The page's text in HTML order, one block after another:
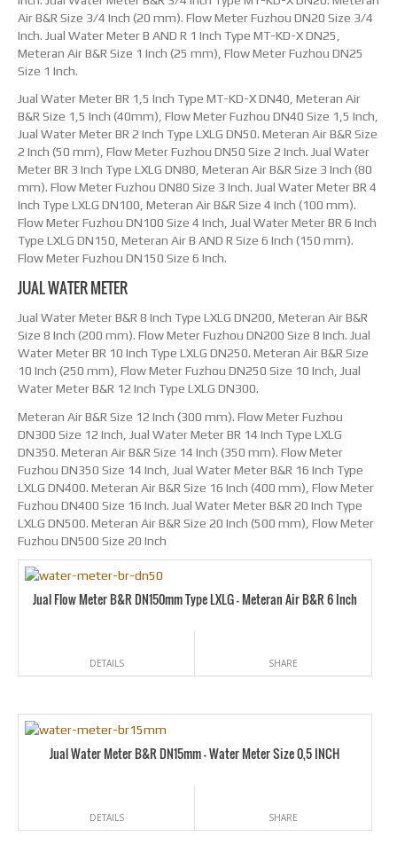
Air B&R Size 3/4 Inch (20 mm). Flow Meter Fuzhou DN20 Size 3/4
Inch. Jual Water Meter B AND R 1 Inch Type MT-KD-X DN25,
Meteran Air B&R Size 1 Inch (25 mm), Flow Meter Fuzhou DN25
Size 1 Inch.
Jual Water Meter BR 1,5 Inch Type MT-KD-X DN40, Meteran Air
B&R Size 1,5 Inch (40mm), Flow Meter Fuzhou DN40 Size 1,5 Inch,
Jual Water Meter BR 2 Inch Type LXLG DN50. Meteran Air B&R Size
2 Inch (50 mm), Flow Meter Fuzhou DN50 Size 2 Inch. Jual Water
Meter BR 3 Inch Type LXLG DN80, Meteran Air B&R Size 3 Inch (80
mm). Flow Meter Fuzhou DN80 Size 3 Inch. Jual Water Meter BR 4
Inch Type LXLG DN100, Meteran Air B&R Size 4 Inch (100 mm).
Flow Meter Fuzhou DN100 Size 4 Inch, Jual Water Meter BR 6 Inch
Type LXLG DN150, Meteran Air B AND R Size 6 Inch (150 mm).
Flow Meter Fuzhou DN150 Size 6 Inch.
JUAL WATER METER
Jual Water Meter B&R 8 Inch Type LXLG DN200, Meteran Air B&R
Size 8 Inch (200 mm). Flow Meter Fuzhou DN200 Size 8 Inch. Jual
Water Meter BR 10 Inch Type LXLG DN250. Meteran Air B&R Size
10 Inch (250 mm), Flow Meter Fuzhou DN250 Size 10 Inch, Jual
Water Meter B&R 12 Inch Type LXLG DN300.
Meteran Air B&R Size 12 Inch (300 mm). Flow Meter Fuzhou
DN300 Size 12 Inch, Jual Water Meter BR 14 Inch Type LXLG
DN350. Meteran Air B&R Size 14 Inch (350 mm). Flow Meter
Fuzhou DN350 Size 14 Inch, Jual Water Meter B&R 16 Inch Type
LXLG DN400. Meteran Air B&R Size 16 Inch (400 mm), Flow Meter
Fuzhou DN400 Size 16 Inch. Jual Water Meter B&R 20 Inch Type
LXLG DN500. Meteran Air B&R Size 20 Inch (500 mm), Flow Meter
Fuzhou DN500 Size 20 Inch
Jual Flow Meter B&R DN150mm Type LXLG – Meteran Air B&R 6 Inch
DETAILS SHARE
Jual Water Meter B&R DN15mm – Water Meter Size 0,5 INCH
DETAILS SHARE